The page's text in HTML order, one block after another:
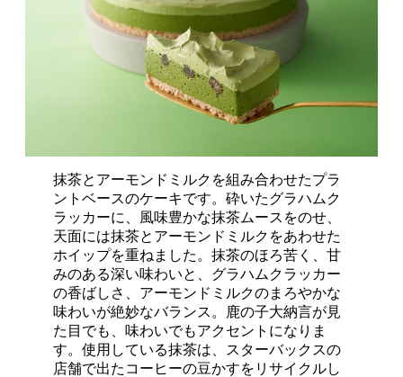
抹茶とアーモンドミルクを組み合わせたプラ
ントベースのケーキです。砕いたグラハムク
ラッカーに、風味豊かな抹茶ムースをのせ、
天面には抹茶とアーモンドミルクをあわせた
ホイップを重ねました。抹茶のほろ苦く、甘
みのある深い味わいと、グラハムクラッカー
の香ばしさ、アーモンドミルクのまろやかな
味わいが絶妙なバランス。鹿の子大納言が見
た目でも、味わいでもアクセントになりま
す。使用している抹茶は、スターバックスの
店舗で出たコーヒーの豆かすをリサイクルし